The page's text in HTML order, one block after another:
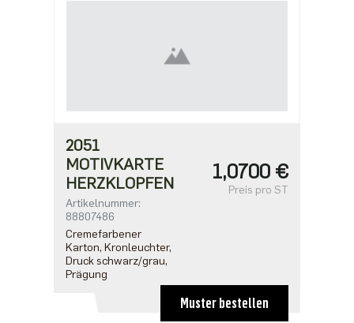
2051
MOTIVKARTE
HERZKLOPFEN
Artikelnummer:
88807486
Cremefarbener
Karton, Kronleuchter,
Druck schwarz/grau,
Prägung
1,0700 €
Preis pro ST
Muster bestellen